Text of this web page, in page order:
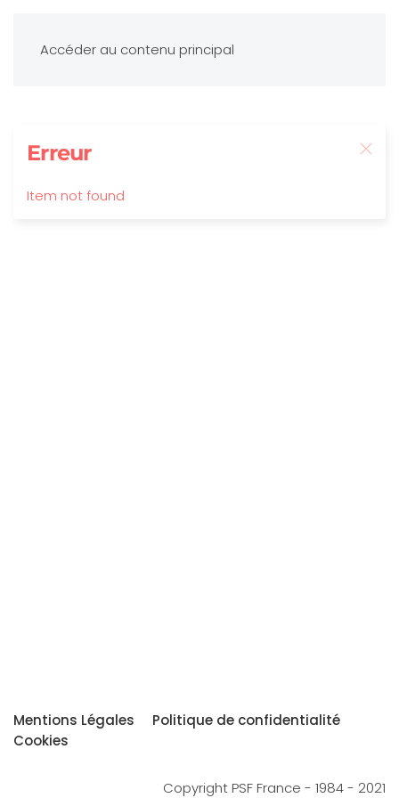
Accéder au contenu principal
Erreur
Item not found
Mentions Légales
Politique de confidentialité
Cookies
Copyright PSF France - 1984 - 2021